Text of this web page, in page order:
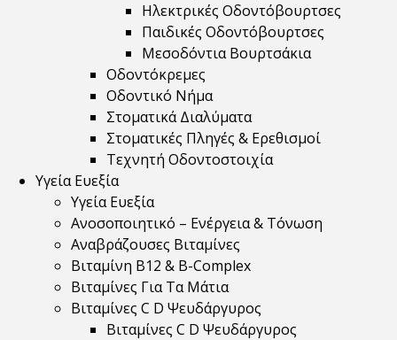
Ηλεκτρικές Οδοντόβουρτσες
Παιδικές Οδοντόβουρτσες
Μεσοδόντια Βουρτσάκια
Οδοντόκρεμες
Οδοντικό Νήμα
Στοματικά Διαλύματα
Στοματικές Πληγές & Ερεθισμοί
Τεχνητή Οδοντοστοιχία
Υγεία Ευεξία
Υγεία Ευεξία
Ανοσοποιητικό – Ενέργεια & Τόνωση
Αναβράζουσες Βιταμίνες
Βιταμίνη B12 & Β-Complex
Βιταμίνες Για Τα Μάτια
Βιταμίνες C D Ψευδάργυρος
Βιταμίνες C D Ψευδάργυρος